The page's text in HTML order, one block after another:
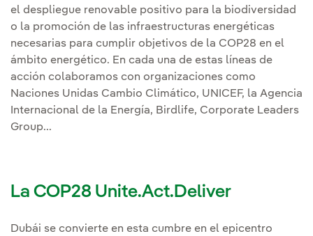
el despliegue renovable positivo para la biodiversidad
o la promoción de las infraestructuras energéticas
necesarias para cumplir objetivos de la COP28 en el
ámbito energético. En cada una de estas líneas de
acción colaboramos con organizaciones como
Naciones Unidas Cambio Climático, UNICEF, la Agencia
Internacional de la Energía, Birdlife, Corporate Leaders
Group...
La COP28 Unite.Act.Deliver
Dubái se convierte en esta cumbre en el epicentro